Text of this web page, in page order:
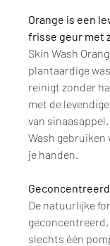
Orange is een
frisse geur met
Skin Wash
plantaardige
reinigt zonder
met de
van
Wash gebruiken
je handen.
De natuurlijke
slechts één